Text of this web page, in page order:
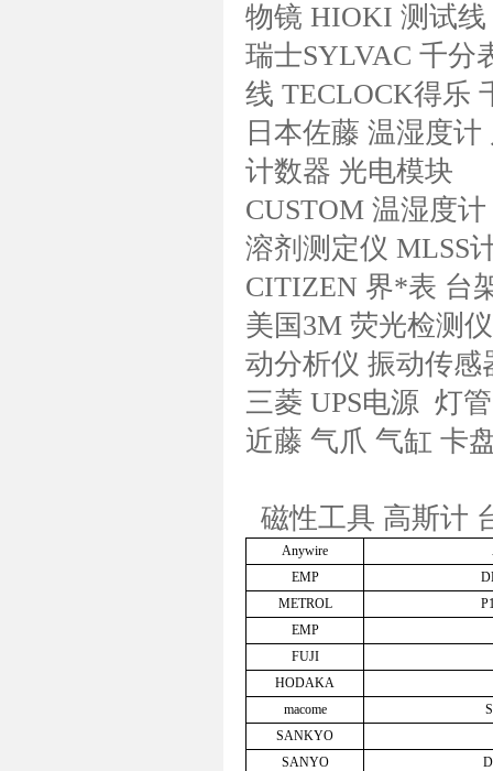
物镜 HIOKI 测试
瑞士SYLVAC 千分
线 TECLOCK得乐
日本佐藤 温湿度
计数器 光电模块
CUSTOM 温湿度
溶剂测定仪 MLSS
CITIZEN 界*表 台
美国3M 荧光检测
动分析仪 振动传感
三菱 UPS电源 灯
近藤 气爪 气缸 卡
磁性工具 高斯计
Anywire
EMP
METROL
EMP
FUJI
HODAKA
macome
SANKYO
SANYO